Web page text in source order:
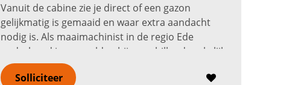
Vanuit de cabine zie je direct of een gazon
gelijkmatig is gemaaid en waar extra aandacht
nodig is. Als maaimachinist in de regio Ede
onderhoud je grasvelden bij verschillende zakelijke
en maatschappelijke locaties. Je p...
Solliciteer